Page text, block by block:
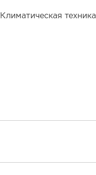
Климатическая техника